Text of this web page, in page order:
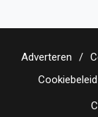
Adverteren
Cookiebeleid